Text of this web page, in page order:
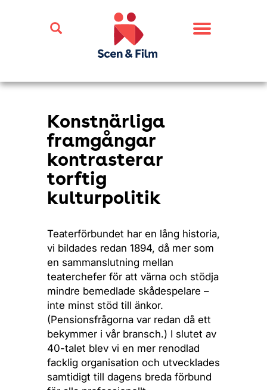
Toggle
Konstnärliga
framgångar
kontrasterar
torftig
kulturpolitik
Teaterförbundet har en lång historia,
vi bildades redan 1894, då mer som
en sammanslutning mellan
teaterchefer för att värna och stödja
mindre bemedlade skådespelare –
inte minst stöd till änkor.
(Pensionsfrågorna var redan då ett
bekymmer i vår bransch.) I slutet av
40-talet blev vi en mer renodlad
facklig organisation och utvecklades
samtidigt till dagens breda förbund